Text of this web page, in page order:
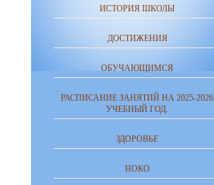
ИСТОРИЯ ШКОЛЫ
ДОСТИЖЕНИЯ
ОБУЧАЮЩИМСЯ
РАСПИСАНИЕ ЗАНЯТИЙ НА 2025-2026
УЧЕБНЫЙ ГОД.
ЗДОРОВЬЕ
НОКО